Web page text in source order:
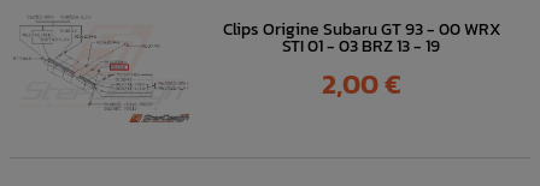
Clips Origine Subaru GT 93 - 00 WRX
STI 01 - 03 BRZ 13 - 19
Prix
2,00 €